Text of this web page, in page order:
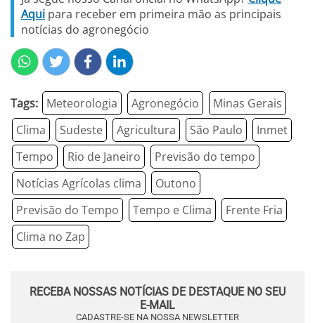
Aqui para receber em primeira mão as principais
notícias do agronegócio
Tags: Meteorologia Agronegócio
Minas Gerais
Clima
Sudeste Agricultura São Paulo
Inmet
Tempo
Rio de Janeiro
Previsão do tempo
Notícias Agrícolas clima
Outono
Previsão do Tempo
Tempo e Clima
Frente Fria
Clima no Zap
RECEBA NOSSAS NOTÍCIAS DE DESTAQUE NO SEU
E-MAIL
CADASTRE-SE NA NOSSA NEWSLETTER